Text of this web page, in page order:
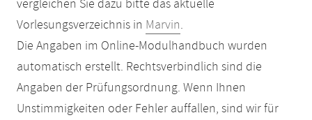
vergleichen Sie dazu bitte das aktuelle
Vorlesungsverzeichnis in Marvin.
Die Angaben im Online-Modulhandbuch wurden
automatisch erstellt. Rechtsverbindlich sind die
Angaben der Prüfungsordnung. Wenn Ihnen
Unstimmigkeiten oder Fehler auffallen, sind wir für